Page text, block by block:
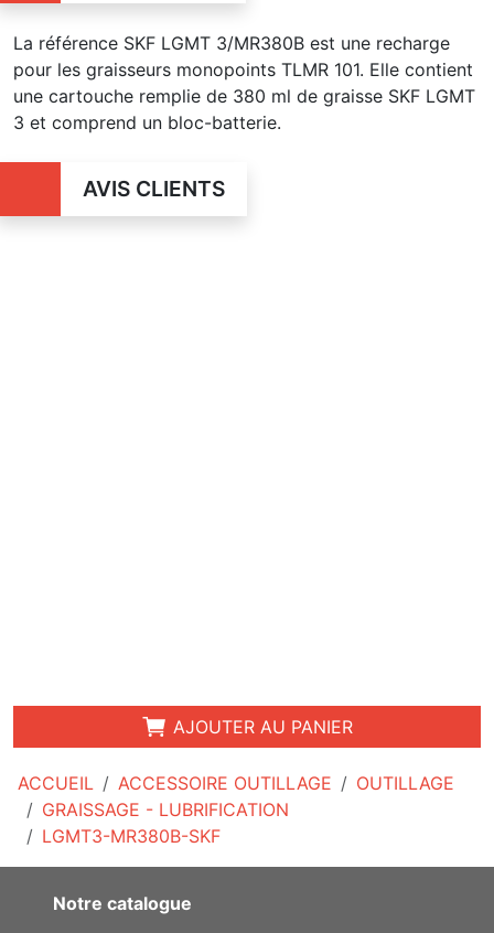
ACCUEIL ACCESSOIRE OUTILLAGE
OUTILLAGE
GRAISSAGE - LUBRIFICATION
LGMT3-MR380B-SKF
La référence SKF LGMT 3/MR380B est une recharge
pour les graisseurs monopoints TLMR 101. Elle contient
une cartouche remplie de 380 ml de graisse SKF LGMT
3 et comprend un bloc-batterie.
AVIS CLIENTS
AJOUTER AU PANIER
Notre catalogue